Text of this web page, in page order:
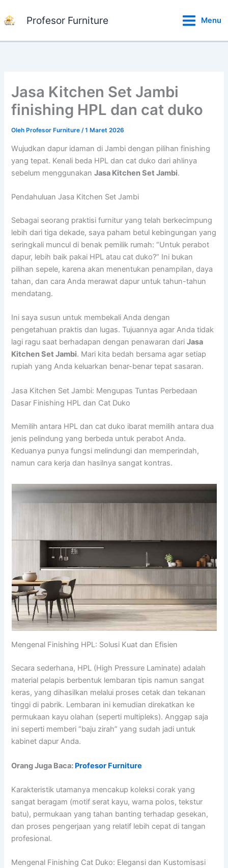
ke
Profesor Furniture Menu
Jasa Kitchen Set Jambi
finishing HPL dan cat duko
Oleh Profesor Furniture/1 Maret 2026
Wujudkan dapur idaman di Jambi dengan pilihan finishing
yang tepat. Kenali beda HPL dan cat duko dari ahlinya
sebelum menggunakanJasa Kitchen Set Jambi.
Pendahuluan Jasa Kitchen Set Jambi
Sebagai seorang praktisi furnitur yang telah berkecimpung
lebih dari tiga dekade, saya paham betul kebingungan yang
seringkali muncul di benak pemilik rumah: “Untuk perabot
dapur, lebih baik pakai HPL atau cat duko?” Ini bukan
pilihan sepele, karena akan menentukan penampilan, daya
tahan, dan cara Anda merawat dapur untuk tahun-tahun
mendatang.
Ini saya susun untuk membekali Anda dengan
pengetahuan praktis dan lugas. Tujuannya agar Anda tidak
lagi ragu saat berhadapan dengan penawaran dariJasa
Kitchen Set Jambi. Mari kita bedah bersama agar setiap
rupiah yang Anda keluarkan benar-benar tepat sasaran.
Jasa Kitchen Set Jambi: Mengupas Tuntas Perbedaan
Dasar Finishing HPL dan Cat Duko
Memilih antara HPL dan cat duko ibarat memilih antara dua
jenis pelindung yang berbeda untuk perabot Anda.
Keduanya punya fungsi melindungi dan memperindah,
namun cara kerja dan hasilnya sangat kontras.
Mengenal Finishing HPL: Solusi Kuat dan Efisien
Secara sederhana, HPL (High Pressure Laminate) adalah
material pelapis berbentuk lembaran tipis namun sangat
keras, yang dihasilkan melalui proses cetak dan tekanan
tinggi di pabrik. Lembaran ini kemudian direkatkan ke
permukaan kayu olahan (seperti multipleks). Anggap saja
ini seperti memberi “baju zirah” yang sudah jadi untuk
kabinet dapur Anda.
Orang Juga Baca: Profesor Furniture
Karakteristik utamanya mencakup koleksi corak yang
sangat beragam (motif serat kayu, warna polos, tekstur
batu), permukaan yang tahan banting terhadap gesekan,
dan proses pengerjaan yang relatif lebih cepat di tangan
profesional.
Mengenal Finishing Cat Duko: Elegansi dan Kustomisasi